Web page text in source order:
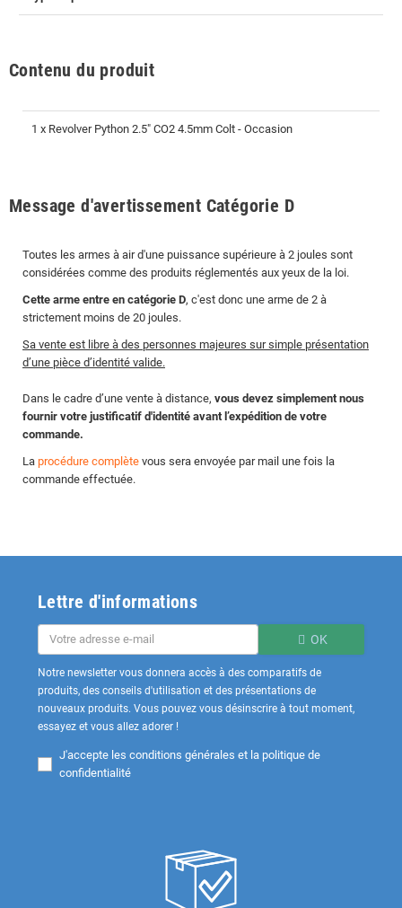
Contenu du produit
1 x Revolver Python 2.5" CO2 4.5mm Colt - Occasion
Message d'avertissement Catégorie D
Toutes les armes à air d'une puissance supérieure à 2 joules sont
considérées comme des produits réglementés aux yeux de la loi.
Cette arme entre en catégorie D, c'est donc une arme de 2 à
strictement moins de 20 joules.
Sa vente est libre à des personnes majeures sur simple présentation
d’une pièce d’identité valide.
Dans le cadre d’une vente à distance, vous devez simplement nous
fournir votre justificatif d'identité avant l’expédition de votre
commande.
La procédure complète vous sera envoyée par mail une fois la
commande effectuée.
Lettre d'informations
OK
Notre newsletter vous donnera accès à des comparatifs de
produits, des conseils d'utilisation et des présentations de
nouveaux produits. Vous pouvez vous désinscrire à tout moment,
essayez et vous allez adorer !
J'accepte les conditions générales et la politique de
confidentialité